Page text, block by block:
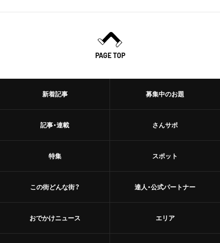
PAGE TOP
新着記事
記事・連載
特集
この街どんな街？
おでかけニュース
募集中のお題
さんサポ
スポット
達人・公式パートナー
エリア